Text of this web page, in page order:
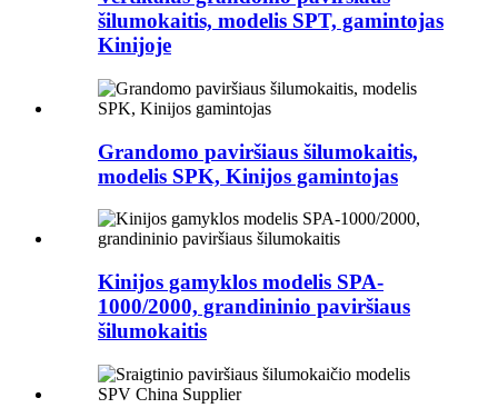
šilumokaitis, modelis SPT, gamintojas
Kinijoje
Grandomo paviršiaus šilumokaitis,
modelis SPK, Kinijos gamintojas
Kinijos gamyklos modelis SPA-
1000/2000, grandininio paviršiaus
šilumokaitis